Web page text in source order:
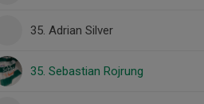
35. Adrian Silver
35. Sebastian Rojrung